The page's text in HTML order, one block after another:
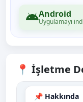
Android
Uygulamayı
📍 İşletme
📌 Hakkında